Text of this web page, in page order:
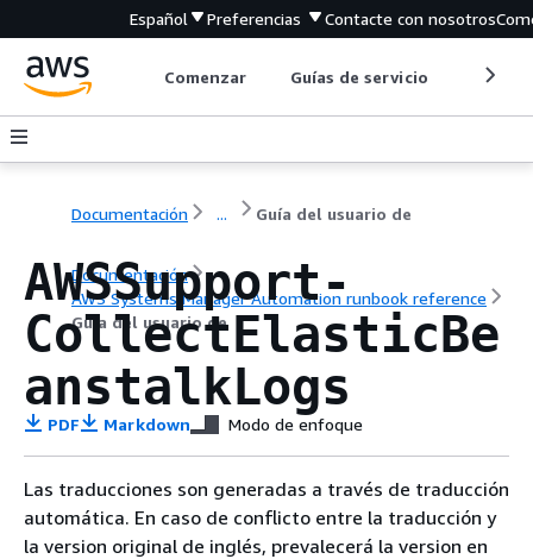
Español Preferencias Contacte con nosotros
Comenzar Guías de servicio
Documentación ... Guía del usuario de
Documentación
AWS Systems Manager Automation runbook reference
Guía del usuario de
AWSSupport-
CollectElasticBe
anstalkLogs
PDF Markdown Modo de enfoque
Las traducciones son generadas a través de traducción
automática. En caso de conflicto entre la traducción y
la version original de inglés, prevalecerá la version en